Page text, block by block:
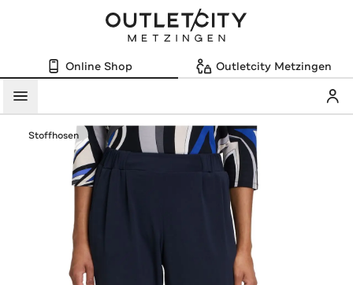
Online Shop Outletcity Metzingen
Menü
Stoffhosen